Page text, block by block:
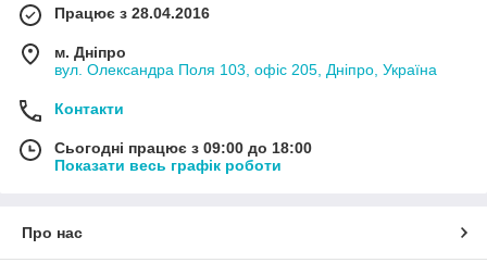
Працює з 28.04.2016
м. Дніпро
вул. Олександра Поля 103, офіс 205, Дніпро, Україна
Контакти
Сьогодні працює з 09:00 до 18:00
Показати весь графік роботи
Про нас